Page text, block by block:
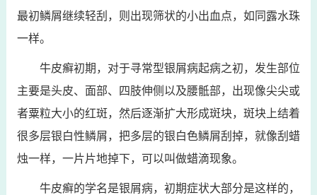
最初鳞屑继续轻刮，则出现筛状的小出血点，如同露水珠
一样。
牛皮癣初期，对于寻常型银屑病起病之初，发生部位
主要是头皮、面部、四肢伸侧以及腰骶部，出现像尖尖或
者粟粒大小的红斑，然后逐渐扩大形成斑块，斑块上结着
很多层银白性鳞屑，把多层的银白色鳞屑刮掉，就像刮蜡
烛一样，一片片地掉下，可以叫做蜡滴现象。
牛皮癣的学名是银屑病，初期症状大部分是这样的，